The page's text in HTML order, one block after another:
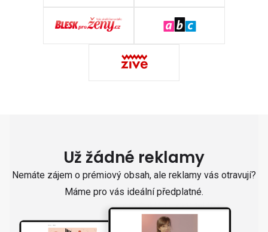
Už žádné reklamy
Nemáte zájem o prémiový obsah, ale reklamy vás otravují?
Máme pro vás ideální předplatné.